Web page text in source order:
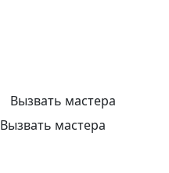
Вызвать мастера
Вызвать мастера